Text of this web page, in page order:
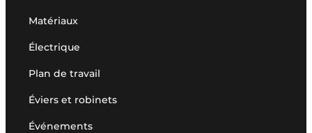
Matériaux
Électrique
Plan de travail
Éviers et robinets
Événements